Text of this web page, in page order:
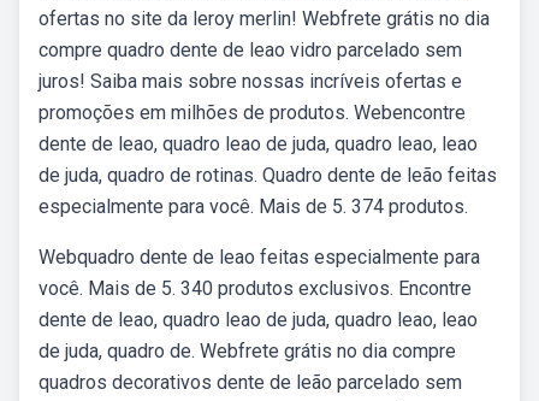
ofertas no site da leroy merlin! Webfrete grátis no dia
compre quadro dente de leao vidro parcelado sem
juros! Saiba mais sobre nossas incríveis ofertas e
promoções em milhões de produtos. Webencontre
dente de leao, quadro leao de juda, quadro leao, leao
de juda, quadro de rotinas. Quadro dente de leão feitas
especialmente para você. Mais de 5. 374 produtos.
Webquadro dente de leao feitas especialmente para
você. Mais de 5. 340 produtos exclusivos. Encontre
dente de leao, quadro leao de juda, quadro leao, leao
de juda, quadro de. Webfrete grátis no dia compre
quadros decorativos dente de leão parcelado sem